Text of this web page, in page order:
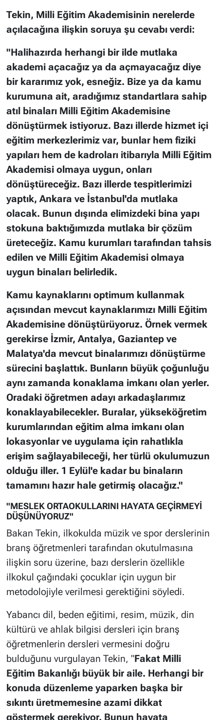
Tekin, Milli Eğitim Akademisinin nerelerde
açılacağına ilişkin soruya şu cevabı verdi:
"Halihazırda herhangi bir ilde mutlaka
akademi açacağız ya da açmayacağız diye
bir kararımız yok, esneğiz. Bize ya da kamu
kurumuna ait, aradığımız standartlara sahip
atıl binaları Milli Eğitim Akademisine
dönüştürmek istiyoruz. Bazı illerde hizmet içi
eğitim merkezlerimiz var, bunlar hem fiziki
yapıları hem de kadroları itibarıyla Milli Eğitim
Akademisi olmaya uygun, onları
dönüştüreceğiz. Bazı illerde tespitlerimizi
yaptık, Ankara ve İstanbul'da mutlaka
olacak. Bunun dışında elimizdeki bina yapı
stokuna baktığımızda mutlaka bir çözüm
üreteceğiz. Kamu kurumları tarafından tahsis
edilen ve Milli Eğitim Akademisi olmaya
uygun binaları belirledik.
Kamu kaynaklarını optimum kullanmak
açısından mevcut kaynaklarımızı Milli Eğitim
Akademisine dönüştürüyoruz. Örnek vermek
gerekirse İzmir, Antalya, Gaziantep ve
Malatya'da mevcut binalarımızı dönüştürme
sürecini başlattık. Bunların büyük çoğunluğu
aynı zamanda konaklama imkanı olan yerler.
Oradaki öğretmen adayı arkadaşlarımız
konaklayabilecekler. Buralar, yükseköğretim
kurumlarından eğitim alma imkanı olan
lokasyonlar ve uygulama için rahatlıkla
erişim sağlayabileceği, her türlü okulumuzun
olduğu iller. 1 Eylül'e kadar bu binaların
tamamını hazır hale getirmiş olacağız."
"MESLEK ORTAOKULLARINI HAYATA GEÇİRMEYİ
DÜŞÜNÜYORUZ"
Bakan Tekin, ilkokulda müzik ve spor derslerinin
branş öğretmenleri tarafından okutulmasına
ilişkin soru üzerine, bazı derslerin özellikle
ilkokul çağındaki çocuklar için uygun bir
metodolojiyle verilmesi gerektiğini söyledi.
Yabancı dil, beden eğitimi, resim, müzik, din
kültürü ve ahlak bilgisi dersleri için branş
öğretmenlerin dersleri vermesini doğru
bulduğunu vurgulayan Tekin, "Fakat Milli
Eğitim Bakanlığı büyük bir aile. Herhangi bir
konuda düzenleme yaparken başka bir
sıkıntı üretmemesine azami dikkat
göstermek gerekiyor. Bunun hayata